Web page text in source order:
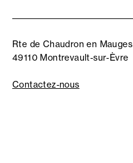
Rte de Chaudron en Mauges
49110 Montrevault-sur-Èvre
Contactez-nous